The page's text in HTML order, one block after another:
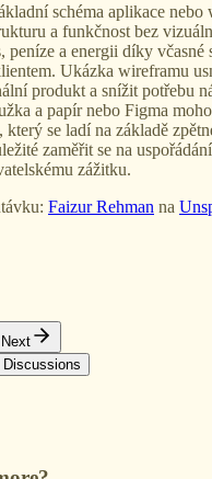
schéma aplikace nebo
a funkčnost bez
peníze a energii díky včasné
Ukázka wireframu
produkt a snížit potřebu
a papír nebo Figma
který se ladí na základě
zaměřit se na
zážitku.
Faizur Rehman na
Next
Discussions